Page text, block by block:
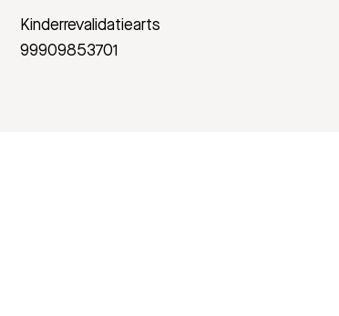
Kinderrevalidatiearts
99909853701